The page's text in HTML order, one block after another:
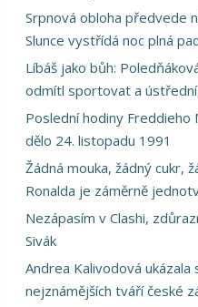
Srpnová obloha předvede
Slunce vystřídá noc plná
Líbáš jako bůh:
odmítl sportovat a
Poslední hodiny Freddieho
dělo 24. listopadu 1991
Žádná mouka, žádný cukr,
Ronalda je záměrně
Nezápasím v Clashi,
Sivák
Andrea Kalivodová
nejznámějších tváří české